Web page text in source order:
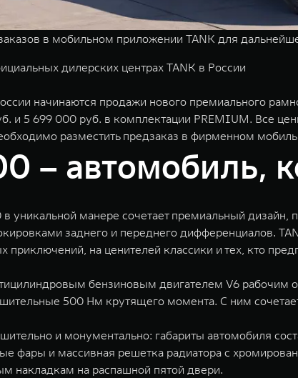
в мобильном приложении TANK для
дилерских центрах TANK в России
начинаются продажи нового премиального
и 5 699 000 руб. в комплектации PREMIUM. Все
разместить предзаказ в фирменном
– автомобиль,
уникальной манере сочетает премиальный
заднего и переднего дифференциалов.
на ценителей классики и тех, кто
бензиновым двигателем V6
500 Нм крутящего момента. С ним
и монументально: габариты автомобиля
фары и массивная решетка радиатора с
накладкам на распашной пятой двери.